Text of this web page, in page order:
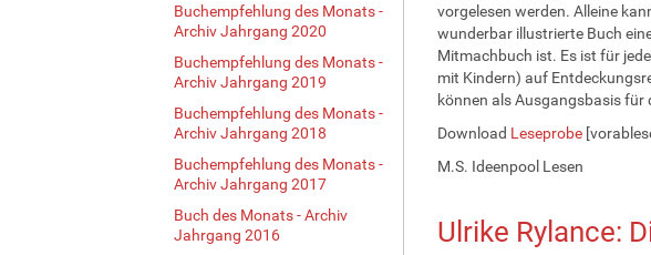
Buchempfehlung des Monats -
Archiv Jahrgang 2020
Buchempfehlung des Monats -
Archiv Jahrgang 2019
Buchempfehlung des Monats -
Archiv Jahrgang 2018
Buchempfehlung des Monats -
Archiv Jahrgang 2017
Buch des Monats - Archiv
Jahrgang 2016
vorgelesen werden. Alleine
wunderbar illustrierte Buch
Mitmachbuch ist. Es ist für
mit Kindern) auf
können als Ausgangsbasis
Download Leseprobe
M.S. Ideenpool Lesen
Ulrike Rylance: